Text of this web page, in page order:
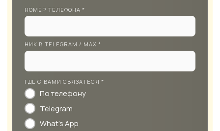
НОМЕР ТЕЛЕФОНА *
НИК В TELEGRAM / MAX *
ГДЕ С ВАМИ СВЯЗАТЬСЯ *
По телефону
Telegram
What's App